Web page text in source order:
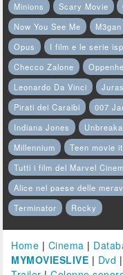
Minions Scary Movie
Now You See Me
M3gan
Opus
I film e le serie
Checco Zalone
Leonardo Da Vinci
Pirati dei Caraibi
007
Indiana Jones
Millennium
Teen movie
Tutti i film del Marvel
Alice nel paese delle
Terminator
Rocky
Home | Cinema |
MYMOVIESLIVE | Dvd |